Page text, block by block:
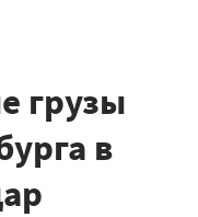
грузы
в